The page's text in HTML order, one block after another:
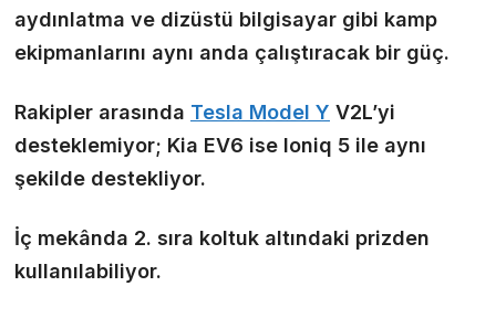
aydınlatma ve dizüstü bilgisayar gibi kamp
ekipmanlarını aynı anda çalıştıracak bir güç.
Rakipler arasında Tesla Model Y V2L’yi
desteklemiyor; Kia EV6 ise Ioniq 5 ile aynı
şekilde destekliyor.
İç mekânda 2. sıra koltuk altındaki prizden
kullanılabiliyor.